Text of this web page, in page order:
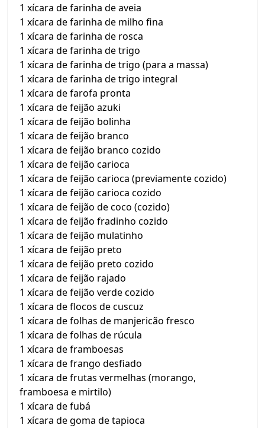
1 xícara de farinha de aveia
1 xícara de farinha de milho fina
1 xícara de farinha de rosca
1 xícara de farinha de trigo
1 xícara de farinha de trigo (para a massa)
1 xícara de farinha de trigo integral
1 xícara de farofa pronta
1 xícara de feijão azuki
1 xícara de feijão bolinha
1 xícara de feijão branco
1 xícara de feijão branco cozido
1 xícara de feijão carioca
1 xícara de feijão carioca (previamente cozido)
1 xícara de feijão carioca cozido
1 xícara de feijão de coco (cozido)
1 xícara de feijão fradinho cozido
1 xícara de feijão mulatinho
1 xícara de feijão preto
1 xícara de feijão preto cozido
1 xícara de feijão rajado
1 xícara de feijão verde cozido
1 xícara de flocos de cuscuz
1 xícara de folhas de manjericão fresco
1 xícara de folhas de rúcula
1 xícara de framboesas
1 xícara de frango desfiado
1 xícara de frutas vermelhas (morango,
framboesa e mirtilo)
1 xícara de fubá
1 xícara de goma de tapioca